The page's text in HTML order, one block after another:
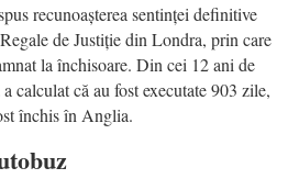
recunoașterea sentinței definitive
de Justiție din Londra, prin care
la închisoare. Din cei 12 ani de
calculat că au fost executate 903 zile,
închis în Anglia.